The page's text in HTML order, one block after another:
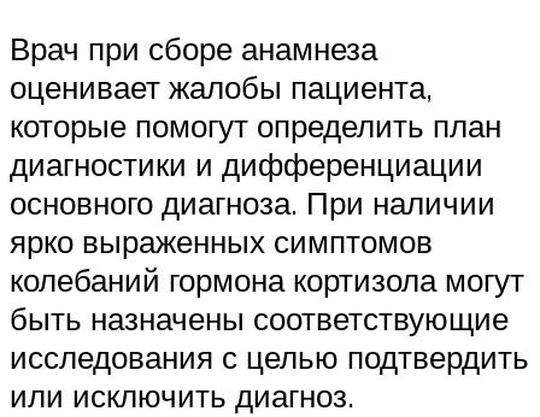
Врач при сборе анамнеза
оценивает жалобы пациента,
которые помогут определить план
диагностики и дифференциации
основного диагноза. При наличии
ярко выраженных симптомов
колебаний гормона кортизола могут
быть назначены соответствующие
исследования с целью подтвердить
или исключить диагноз.